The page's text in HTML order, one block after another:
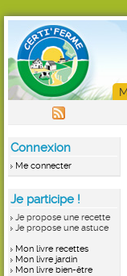
Connexion
Me connecter
Je participe !
Je propose une recette
Je propose une astuce
Mon livre recettes
Mon livre jardin
Mon livre bien-être